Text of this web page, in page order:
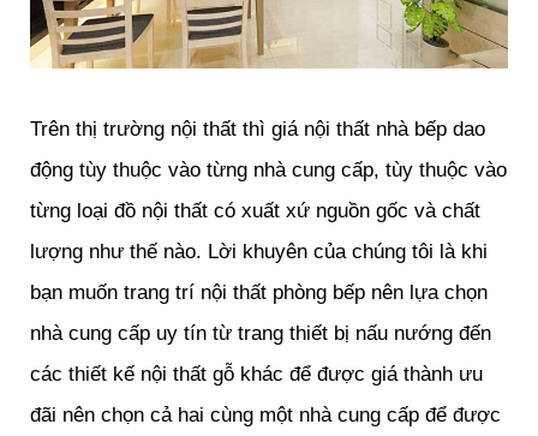
Trên thị trường nội thất thì giá nội thất nhà bếp dao
động tùy thuộc vào từng nhà cung cấp, tùy thuộc vào
từng loại đồ nội thất có xuất xứ nguồn gốc và chất
lượng như thế nào. Lời khuyên của chúng tôi là khi
bạn muốn trang trí nội thất phòng bếp nên lựa chọn
nhà cung cấp uy tín từ trang thiết bị nấu nướng đến
các thiết kế nội thất gỗ khác để được giá thành ưu
đãi nên chọn cả hai cùng một nhà cung cấp để được